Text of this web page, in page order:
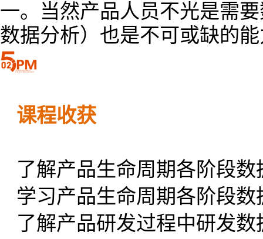
一。当然产品人员不光是需
数据分析）也是不可或缺的
课程收获
了解产品生命周期各阶段
学习产品生命周期各阶段
了解产品研发过程中研发